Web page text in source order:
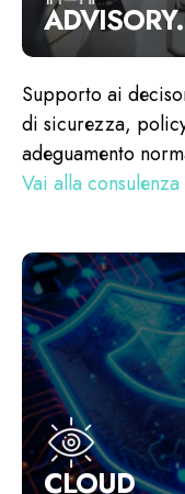
ADVISORY.
Supporto ai
di sicurezza,
adeguamento
Vai alla
CLOUD